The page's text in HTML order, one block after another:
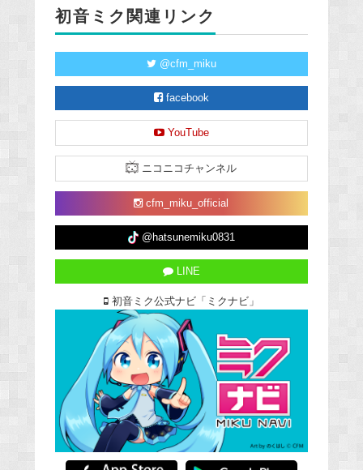
初音ミク関連リンク
@cfm_miku
facebook
YouTube
ニコニコチャンネル
cfm_miku_official
@hatsunemiku0831
LINE
初音ミク公式ナビ「ミクナビ」